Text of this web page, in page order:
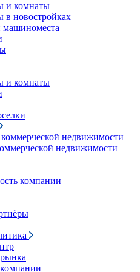
и комнаты
в новостройках
машиноместа
и комнаты
недвижимости
недвижимости
компании